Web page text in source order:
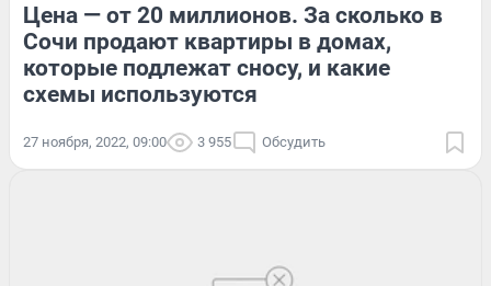
Цена — от 20 миллионов. За сколько в
Сочи продают квартиры в домах,
которые подлежат сносу, и какие
схемы используются
27 ноября, 2022, 09:00 3 955 Обсудить